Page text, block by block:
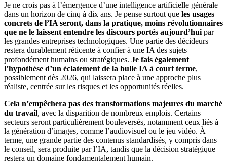
Je ne crois pas à l’émergence d’une intelligence artificielle générale
dans un horizon de cinq à dix ans. Je pense surtout que les usages
concrets de l’IA seront, dans la pratique, moins révolutionnaires
que ne le laissent entendre les discours portés aujourd’hui par
les grandes entreprises technologiques. Une partie des décideurs
restera durablement réticente à confier à une IA des sujets
profondément humains ou stratégiques. Je fais également
l’hypothèse d’un éclatement de la bulle IA à court terme,
possiblement dès 2026, qui laissera place à une approche plus
réaliste, centrée sur les risques et les opportunités réelles.
Cela n’empêchera pas des transformations majeures du marché
du travail, avec la disparition de nombreux emplois. Certains
secteurs seront particulièrement bouleversés, notamment ceux liés à
la génération d’images, comme l’audiovisuel ou le jeu vidéo. À
terme, une grande partie des contenus standardisés, y compris dans
le conseil, sera produite par l’IA, tandis que la décision stratégique
restera un domaine fondamentalement humain.